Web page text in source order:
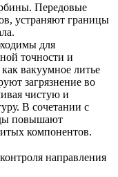
Передовые
, устраняют границы
для
точности и
вакуумное литье
загрязнение во
чистую и
В сочетании с
повышают
компонентов.
направления